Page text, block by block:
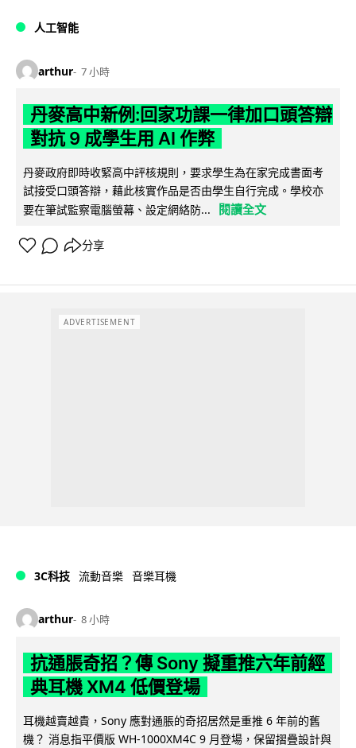
人工智能
arthur 7 小時
丹麥高中新例:回家功課一律加口頭答辯
對抗 9 成學生用 AI 作弊
丹麥政府即時收緊高中評核規則，要求學生為在家完成書面考
試接受口頭答辯，藉此核實作品是否由學生自行完成。學校亦
要在筆試監察電腦螢幕、設定網絡防...
閱讀全文
分享
ADVERTISEMENT
3C科技 流動音樂 音樂耳機
arthur 8 小時
抗通脹奇招？傳 Sony 擬重推六年前經
典耳機 XM4 低價登場
耳機越賣越貴，Sony 應對通脹的奇招居然是重推 6 年前的舊
機？ 消息指平價版 WH-1000XM4C 9 月登場，保留摺疊設計與